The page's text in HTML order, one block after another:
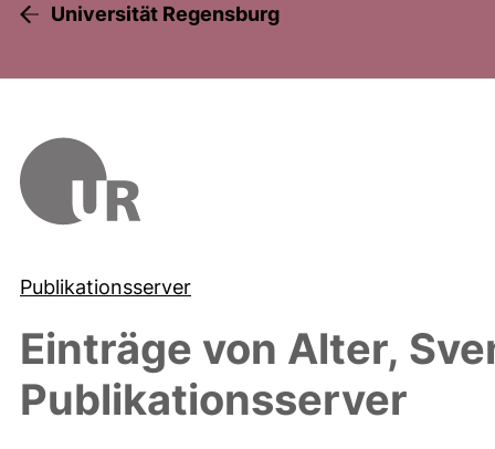
Universität Regensburg
Publikationsserver
Einträge von Alter,
Publikationsserver